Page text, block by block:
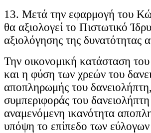
13. Μετά την εφαρμογή του
θα αξιολογεί το Πιστωτικό
αξιολόγησης της δυνατότητας
Την οικονομική κατάσταση
και η φύση των χρεών του
αποπληρωμής του
συμπεριφοράς του
αναμενόμενη ικανότητα
υπόψη το επίπεδο των